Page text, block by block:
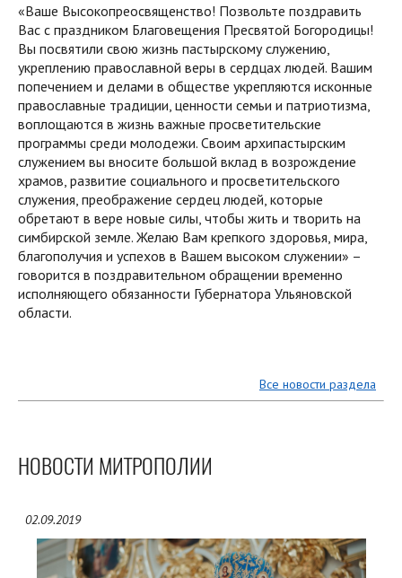
«Ваше Высокопреосвященство! Позвольте поздравить
Вас с праздником Благовещения Пресвятой Богородицы!
Вы посвятили свою жизнь пастырскому служению,
укреплению православной веры в сердцах людей. Вашим
попечением и делами в обществе укрепляются исконные
православные традиции, ценности семьи и патриотизма,
воплощаются в жизнь важные просветительские
программы среди молодежи. Своим архипастырским
служением вы вносите большой вклад в возрождение
храмов, развитие социального и просветительского
служения, преображение сердец людей, которые
обретают в вере новые силы, чтобы жить и творить на
симбирской земле. Желаю Вам крепкого здоровья, мира,
благополучия и успехов в Вашем высоком служении» –
говорится в поздравительном обращении временно
исполняющего обязанности Губернатора Ульяновской
области.
Все новости раздела
НОВОСТИ МИТРОПОЛИИ
02.09.2019